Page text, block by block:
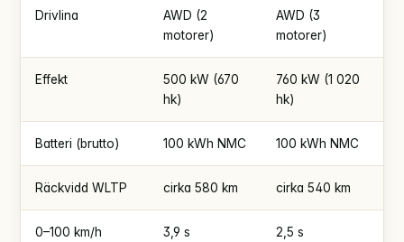
Drivlina
AWD (2
motorer)
AWD (3
motorer)
Effekt
500 kW (670
hk)
760 kW (1 020
hk)
Batteri (brutto) 100 kWh NMC 100 kWh NMC
Räckvidd WLTP cirka 580 km cirka 540 km
0–100 km/h 3,9 s 2,5 s